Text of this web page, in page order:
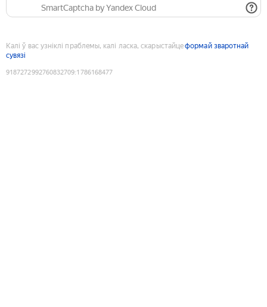
SmartCaptcha by Yandex Cloud
Калі ў вас узніклі праблемы, калі ласка, скарыстайцеформай зваротнай
сувязі
9187272992760832709:1786168477